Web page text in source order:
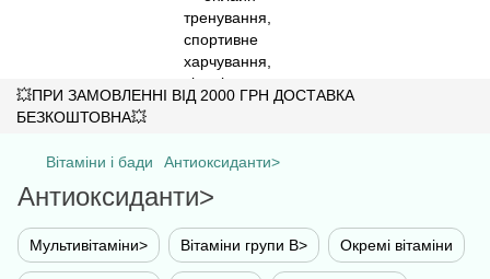
💥ПРИ ЗАМОВЛЕННІ ВІД 2000 ГРН ДОСТАВКА
БЕЗКОШТОВНА💥
Вітаміни і бади Антиоксиданти>
Антиоксиданти>
Мультивітаміни> Вітаміни групи B> Окремі вітаміни